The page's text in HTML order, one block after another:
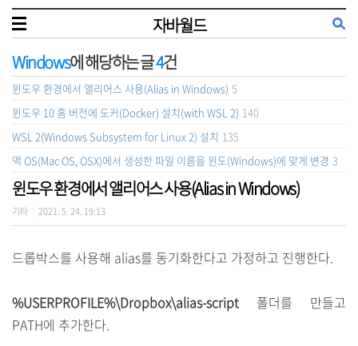
자바월드
Windows에 해당하는 글4건
윈도우 환경에서 앨리어스 사용(Alias in Windows) 5
윈도우 10 홈 버전에 도커(Docker) 설치(with WSL 2) 140
WSL 2(Windows Subsystem for Linux 2) 설치 135
맥 OS(Mac OS, OSX)에서 생성한 파일 이름을 윈도(Windows)에 맞게 변경 3
윈도우 환경에서 앨리어스 사용(Alias in Windows)
기타 2021. 5. 24. 19:13
드롭박스를 사용해 alias를 동기화한다고 가정하고 진행한다.
%USERPROFILE%\Dropbox\alias-script 폴더를 만들고
PATH에 추가한다.